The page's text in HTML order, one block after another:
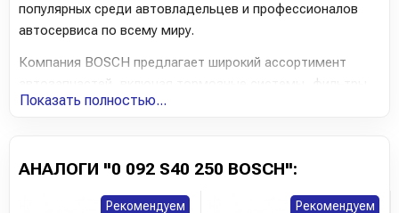
популярных среди автовладельцев и профессионалов
автосервиса по всему миру.
Компания BOSCH предлагает широкий ассортимент
автозапчастей, включая тормозные системы, фильтры,
аккумуляторы, свечи зажигания и другие ключевые
и безопасность на дороге, соответствуя современным
Показать полностью...
АНАЛОГИ "0 092 S40 250 BOSCH":
Рекомендуем Рекомендуем